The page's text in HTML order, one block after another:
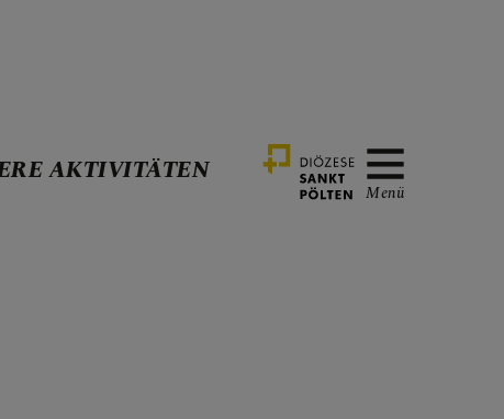
AKTIVITÄTEN
Menü